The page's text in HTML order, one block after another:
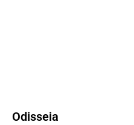
Odisseia